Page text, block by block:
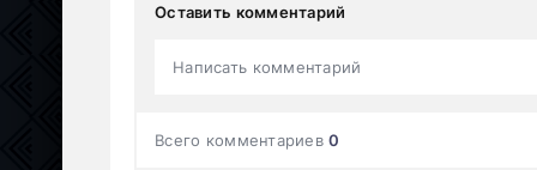
Оставить комментарий
Написать комментарий
Всего комментариев0